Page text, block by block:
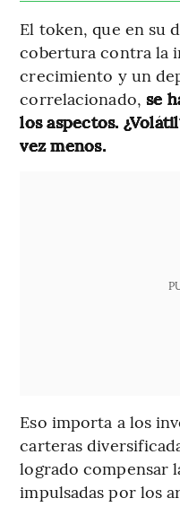
El token, que en su
cobertura contra la
crecimiento y un
correlacionado, se
los aspectos.
vez menos.
Eso importa a los
carteras
logrado compensar
impulsadas por los